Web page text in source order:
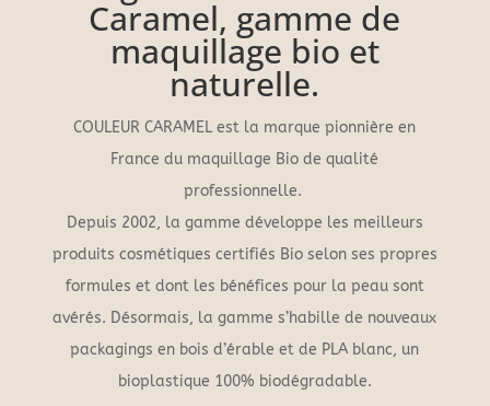
Caramel, gamme de
maquillage bio et
naturelle.
COULEUR CARAMEL est la marque pionnière en
France du maquillage Bio de qualité
professionnelle.
Depuis 2002, la gamme développe les meilleurs
produits cosmétiques certifiés Bio selon ses propres
formules et dont les bénéfices pour la peau sont
avérés. Désormais, la gamme s’habille de nouveaux
packagings en bois d’érable et de PLA blanc, un
bioplastique 100% biodégradable.